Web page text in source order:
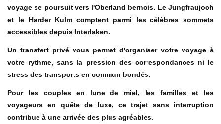
voyage se poursuit vers l'Oberland bernois. Le Jungfraujoch
et le Harder Kulm comptent parmi les célèbres sommets
accessibles depuis Interlaken.
Un transfert privé vous permet d'organiser votre voyage à
votre rythme, sans la pression des correspondances ni le
stress des transports en commun bondés.
Pour les couples en lune de miel, les familles et les
voyageurs en quête de luxe, ce trajet sans interruption
contribue à une arrivée des plus agréables.